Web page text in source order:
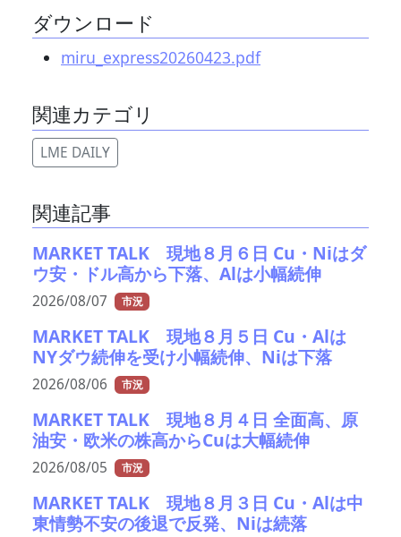
ダウンロード
miru_express20260423.pdf
関連カテゴリ
LME DAILY
関連記事
MARKET TALK 現地８月６日 Cu・Niはダ
ウ安・ドル高から下落、Alは小幅続伸
2026/08/07 市況
MARKET TALK 現地８月５日 Cu・Alは
NYダウ続伸を受け小幅続伸、Niは下落
2026/08/06 市況
MARKET TALK 現地８月４日 全面高、原
油安・欧米の株高からCuは大幅続伸
2026/08/05 市況
MARKET TALK 現地８月３日 Cu・Alは中
東情勢不安の後退で反発、Niは続落